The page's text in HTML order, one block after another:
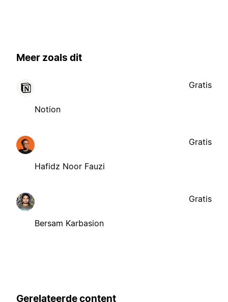
Meer zoals dit
Notion
Gratis
Hafidz Noor Fauzi
Gratis
Bersam Karbasion
Gratis
Gerelateerde content